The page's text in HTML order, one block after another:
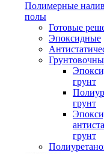
Полимерные
полы
Готовые
Эпоксидные
грунт
грунт
грунт